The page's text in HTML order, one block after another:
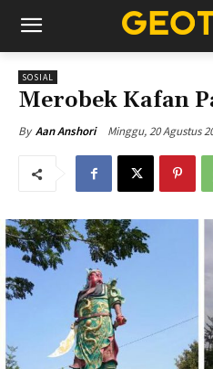
SOSIAL
Merobek Kafan
By Aan Anshori Minggu, 20 Agustus